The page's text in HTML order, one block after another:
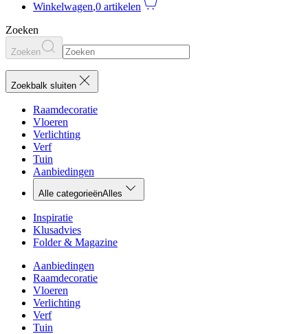
Winkelwagen,0 artikelen
Zoeken
Zoeken
Zoekbalk sluiten
Raamdecoratie
Vloeren
Verlichting
Verf
Tuin
Aanbiedingen
Alle categorieënAlles
Inspiratie
Klusadvies
Folder & Magazine
Aanbiedingen
Raamdecoratie
Vloeren
Verlichting
Verf
Tuin